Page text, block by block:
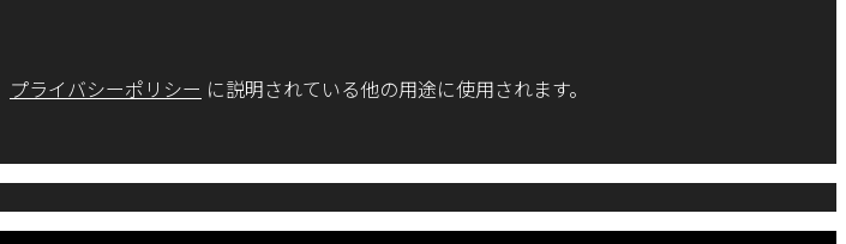
プライバシーポリシー に説明されている他の用途に使用されます。